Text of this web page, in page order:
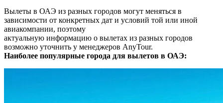
Вылеты в ОАЭ из разных городов могут меняться в
зависимости от конкретных дат и условий той или иной
авиакомпании, поэтому
актуальную информацию о вылетах из разных городов
возможно уточнить у менеджеров AnyTour.
Наиболее популярные города для вылетов в ОАЭ: